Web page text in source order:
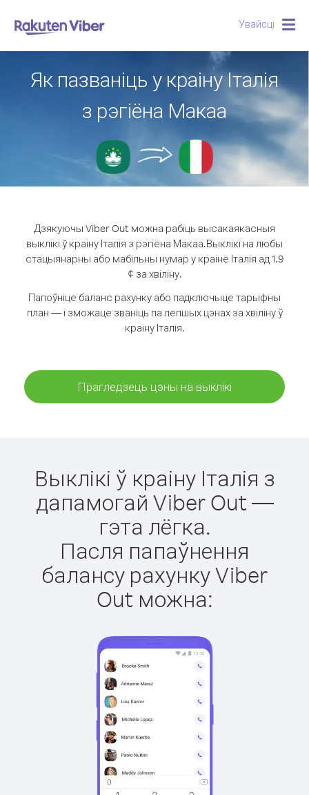
Увайсці
Як пазваніць у краіну Італія
з рэгіёна Макаа
Дзякуючы Viber Out можна рабіць высакаякасныя
выклікі ў краіну Італія з рэгіёна Макаа.Выклікі на любы
стацыянарны або мабільны нумар у краіне Італія ад 1.9
¢ за хвіліну.
Папоўніце баланс рахунку або падключыце тарыфны
план — і зможаце званіць па лепшых цэнах за хвіліну ў
краіну Італія.
Прагледзець цэны на выклікі
Выклікі ў краіну Італія з
дапамогай Viber Out —
гэта лёгка.
Пасля папаўнення
балансу рахунку Viber
Out можна: